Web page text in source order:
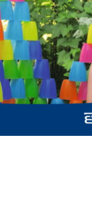
Ursula Hübel,
Projektbericht